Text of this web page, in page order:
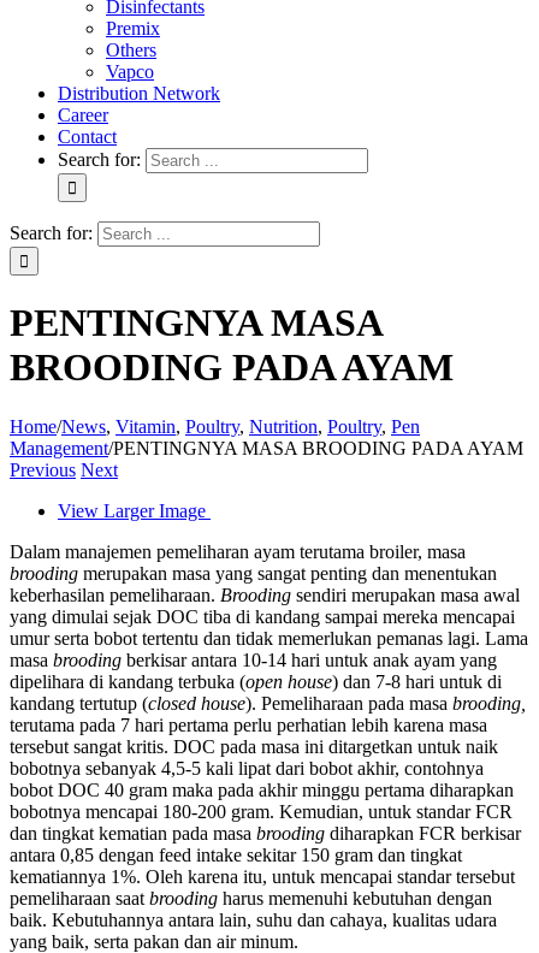
Disinfectants
Premix
Others
Vapco
Distribution Network
Career
Contact
Search for:
Search for:
PENTINGNYA MASA
BROODING PADA AYAM
Home/News, Vitamin, Poultry, Nutrition, Poultry, Pen
Management/PENTINGNYA MASA BROODING PADA AYAM
Previous Next
View Larger Image
Dalam manajemen pemeliharan ayam terutama broiler, masa
brooding merupakan masa yang sangat penting dan menentukan
keberhasilan pemeliharaan. Brooding sendiri merupakan masa awal
yang dimulai sejak DOC tiba di kandang sampai mereka mencapai
umur serta bobot tertentu dan tidak memerlukan pemanas lagi. Lama
masa brooding berkisar antara 10-14 hari untuk anak ayam yang
dipelihara di kandang terbuka (open house) dan 7-8 hari untuk di
kandang tertutup (closed house). Pemeliharaan pada masa brooding,
terutama pada 7 hari pertama perlu perhatian lebih karena masa
tersebut sangat kritis. DOC pada masa ini ditargetkan untuk naik
bobotnya sebanyak 4,5-5 kali lipat dari bobot akhir, contohnya
bobot DOC 40 gram maka pada akhir minggu pertama diharapkan
bobotnya mencapai 180-200 gram. Kemudian, untuk standar FCR
dan tingkat kematian pada masa brooding diharapkan FCR berkisar
antara 0,85 dengan feed intake sekitar 150 gram dan tingkat
kematiannya 1%. Oleh karena itu, untuk mencapai standar tersebut
pemeliharaan saat brooding harus memenuhi kebutuhan dengan
baik. Kebutuhannya antara lain, suhu dan cahaya, kualitas udara
yang baik, serta pakan dan air minum.